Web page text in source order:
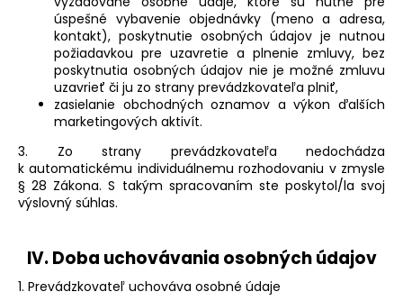
úspešné vybavenie objednávky (meno a adresa,
kontakt), poskytnutie osobných údajov je nutnou
požiadavkou pre uzavretie a plnenie zmluvy, bez
poskytnutia osobných údajov nie je možné zmluvu
uzavrieť či ju zo strany prevádzkovateľa plniť,
zasielanie obchodných oznamov a výkon ďalších
marketingových aktivít.
3. Zo strany prevádzkovateľa nedochádza
k automatickému individuálnemu rozhodovaniu v zmysle
§ 28 Zákona. S takým spracovaním ste poskytol/la svoj
výslovný súhlas.
IV.Doba uchovávania osobných údajov
1. Prevádzkovateľ uchováva osobné údaje